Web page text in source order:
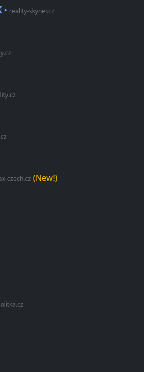
• reality-skyner.cz
czech.cz (New!)